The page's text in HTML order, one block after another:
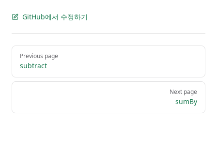
GitHub에서 수정하기
Pager
Previous page
subtract
Next page
sumBy